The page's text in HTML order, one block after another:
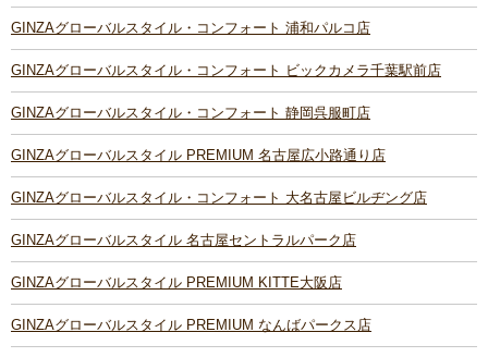
GINZAグローバルスタイル・コンフォート 浦和パルコ店
GINZAグローバルスタイル・コンフォート ビックカメラ千葉駅前店
GINZAグローバルスタイル・コンフォート 静岡呉服町店
GINZAグローバルスタイル PREMIUM 名古屋広小路通り店
GINZAグローバルスタイル・コンフォート 大名古屋ビルヂング店
GINZAグローバルスタイル 名古屋セントラルパーク店
GINZAグローバルスタイル PREMIUM KITTE大阪店
GINZAグローバルスタイル PREMIUM なんばパークス店